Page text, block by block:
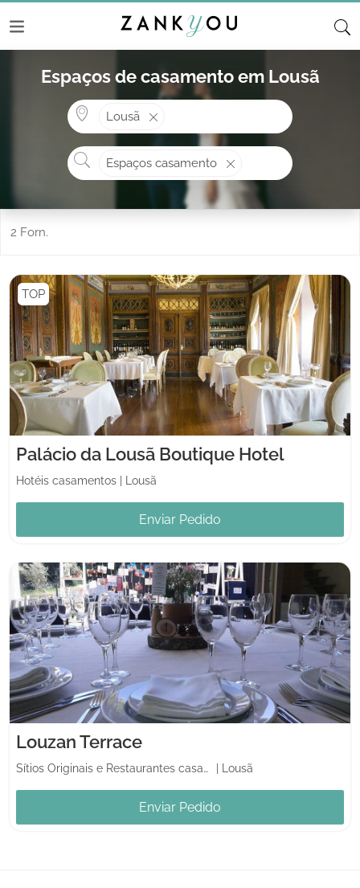
Espaços de casamento em Lousã
Lousã
O que procura?
Espaços casamento
2 Forn.
TOP
Palácio da Lousã Boutique Hotel
Hotéis casamentos Lousã
Enviar Pedido
Louzan Terrace
Sítios Originais e Restaurantes casamentos Lousã
Enviar Pedido